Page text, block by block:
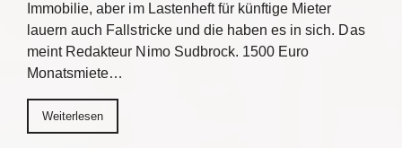
Immobilie, aber im Lastenheft für künftige Mieter
lauern auch Fallstricke und die haben es in sich. Das
meint Redakteur Nimo Sudbrock. 1500 Euro
Monatsmiete…
Weiterlesen